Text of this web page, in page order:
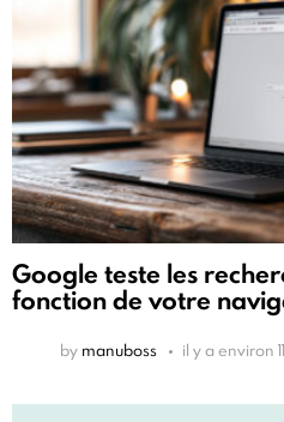
Google teste les
fonction de votre
by manuboss il y a environ